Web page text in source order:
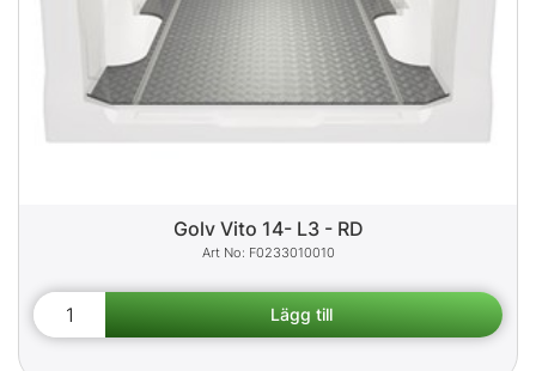
Golv Vito 14- L3 - RD
F0233010010